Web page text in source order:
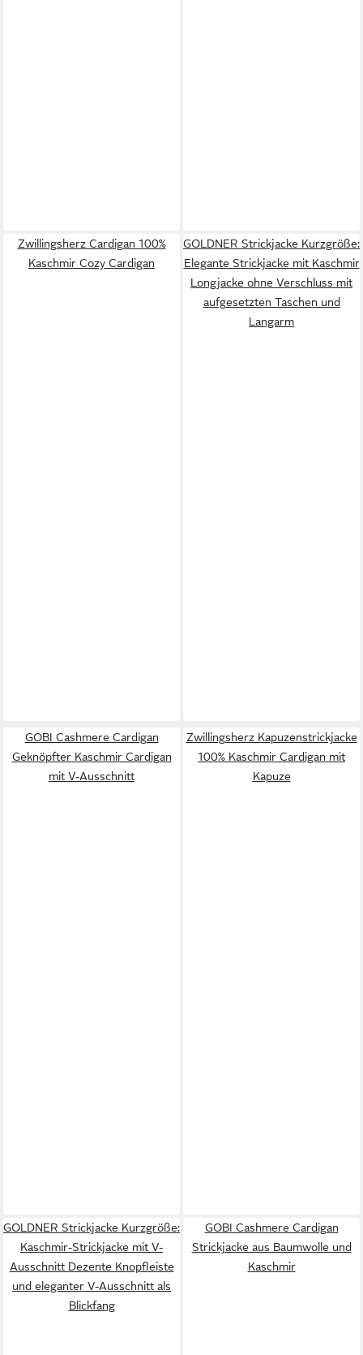
Zwillingsherz Cardigan 100%
Kaschmir Cozy Cardigan
GOLDNER Strickjacke Kurzgröße:
Elegante Strickjacke mit Kaschmir
Longjacke ohne Verschluss mit
aufgesetzten Taschen und
Langarm
GOBI Cashmere Cardigan
Geknöpfter Kaschmir Cardigan
mit V-Ausschnitt
Zwillingsherz Kapuzenstrickjacke
100% Kaschmir Cardigan mit
Kapuze
GOLDNER Strickjacke Kurzgröße:
Kaschmir-Strickjacke mit V-
Ausschnitt Dezente Knopfleiste
und eleganter V-Ausschnitt als
Blickfang
GOBI Cashmere Cardigan
Strickjacke aus Baumwolle und
Kaschmir